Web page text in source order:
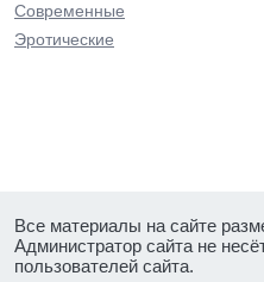
Современные
Эротические
Все материалы на сайте
Администратор сайта не
пользователей сайта.